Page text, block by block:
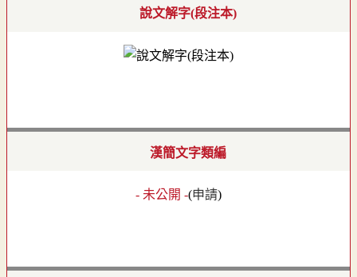
說文解字(段注本)
漢簡文字類編
- 未公開 -(申請)